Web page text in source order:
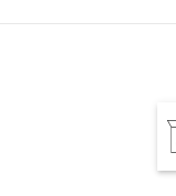
76GHz 至